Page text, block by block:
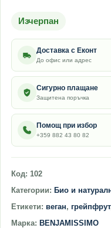
Изчерпан
Доставка с Еконт
До офис или адрес
Сигурно плащане
Защитена поръчка
Помощ при избор
+359 882 43 80 82
Код: 102
Категории: Био и
Етикети: веган, грейпфрут
Марка: BENJAMISSIMO